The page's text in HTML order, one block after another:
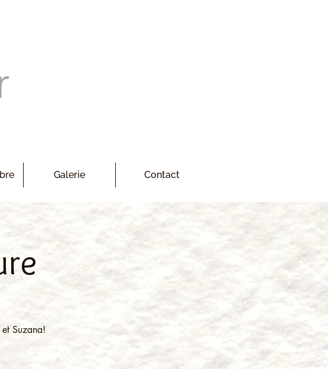
Galerie Contact
Suzana!